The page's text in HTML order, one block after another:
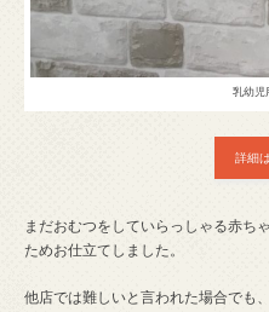
乳幼児
詳細
まだおむつをしていらっしゃる赤ち
ためお仕立てしました。
他店では難しいと言われた場合でも